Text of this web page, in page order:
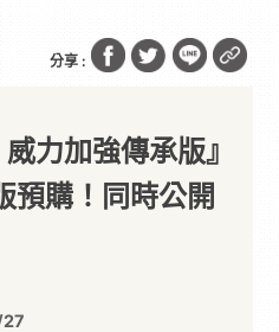
分享 :
力加強傳承版』
預購！同時公開